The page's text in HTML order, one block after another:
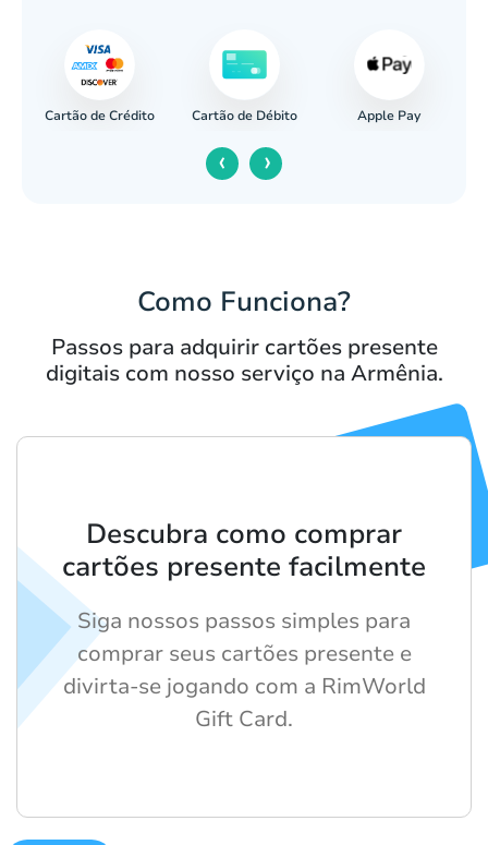
Cartão de Crédito Cartão de Débito Apple Pay
‹ ›
Como Funciona?
Passos para adquirir cartões presente
digitais com nosso serviço na Armênia.
Descubra como comprar
cartões presente facilmente
Siga nossos passos simples para
comprar seus cartões presente e
divirta-se jogando com a RimWorld
Gift Card.